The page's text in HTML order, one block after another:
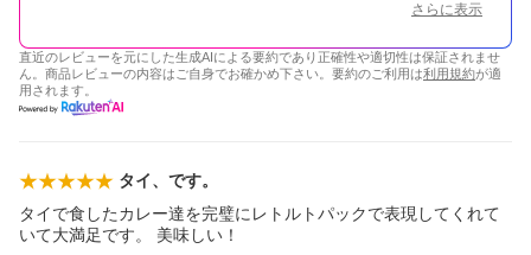
さらに表示
直近のレビューを元にした生成AIによる要約であり正確性や適切性は保証されませ
ん。商品レビューの内容はご自身でお確かめ下さい。要約のご利用は利用規約が適
用されます。
タイ、です。
タイで食したカレー達を完璧にレトルトパックで表現してくれて
いて大満足です。 美味しい！